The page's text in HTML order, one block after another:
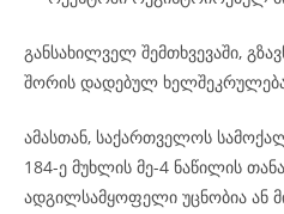
განსახილველ შემთხვევაში,
შორის დადებულ
ამასთან, საქართველოს
184-ე მუხლის მე-4 ნაწილის
ადგილსამყოფელი უცნობია ან